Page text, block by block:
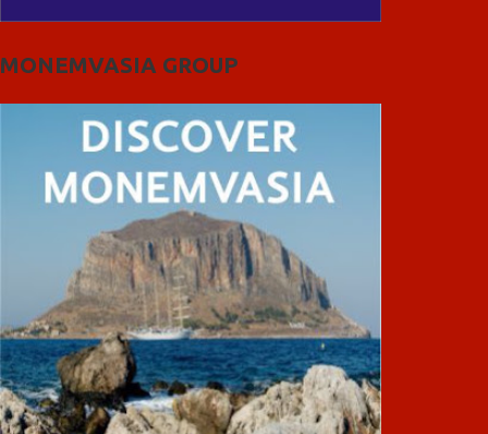
MONEMVASIA GROUP